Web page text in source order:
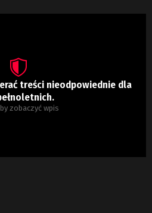
treści nieodpowiednie dla
zobaczyć wpis